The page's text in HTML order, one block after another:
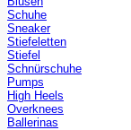
Schuhe
Sneaker
Stiefeletten
Stiefel
Schnürschuhe
Pumps
High Heels
Overknees
Ballerinas